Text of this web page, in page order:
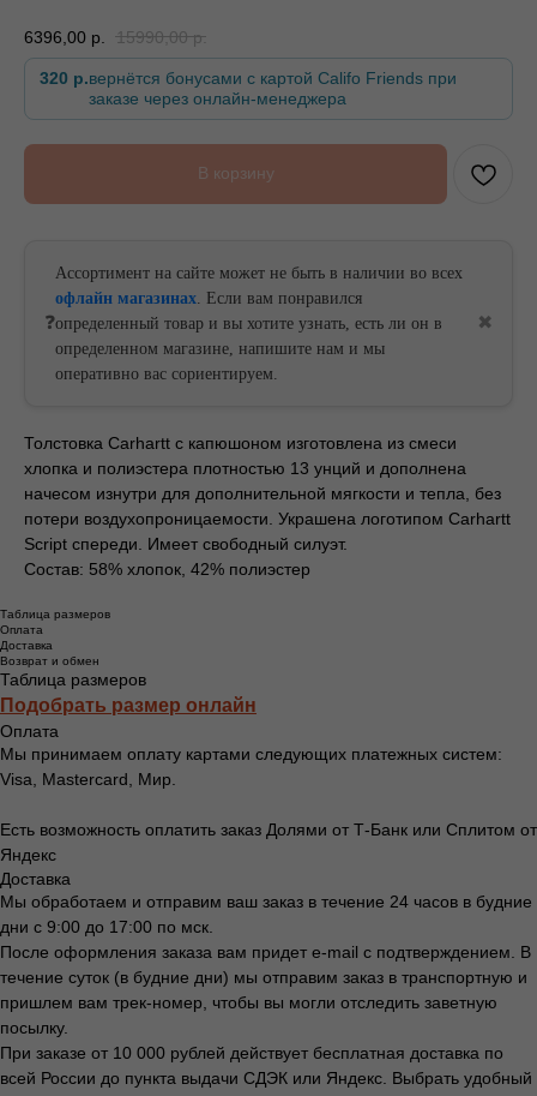
БЕСПЛАТНАЯ ДОСТАВКА
6396,00 р. 15990,00 р.
320 р.вернётся бонусами с картой Califo Friends при
заказе через онлайн-менеджера
В корзину
❓
Ассортимент на сайте может не быть в наличии во всех
офлайн магазинах . Если вам понравился
определенный товар и вы хотите узнать, есть ли он в
определенном магазине, напишите нам и мы
оперативно вас сориентируем.
✖
Толстовка Carhartt с капюшоном изготовлена ​​из смеси
хлопка и полиэстера плотностью 13 унций и дополнена
начесом изнутри для дополнительной мягкости и тепла, без
потери воздухопроницаемости. Украшена логотипом Carhartt
Script спереди. Имеет свободный силуэт.
Состав: 58% хлопок, 42% полиэстер
Таблица размеров
Оплата
Доставка
Возврат и обмен
Таблица размеров
Подобрать размер онлайн
Оплата
Мы принимаем оплату картами следующих платежных систем:
Visa, Mastercard, Мир.
Есть возможность оплатить заказ Долями от Т-Банк или Сплитом от
Яндекс
Доставка
Мы обработаем и отправим ваш заказ в течение 24 часов в будние
дни с 9:00 до 17:00 по мск.
После оформления заказа вам придет e-mail с подтверждением. В
течение суток (в будние дни) мы отправим заказ в транспортную и
пришлем вам трек-номер, чтобы вы могли отследить заветную
посылку.
При заказе от 10 000 рублей действует бесплатная доставка по
всей России до пункта выдачи СДЭК или Яндекс. Выбрать удобный